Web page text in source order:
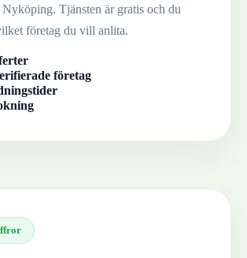
Nyköping. Tjänsten är gratis och du
företag du vill anlita.
företag